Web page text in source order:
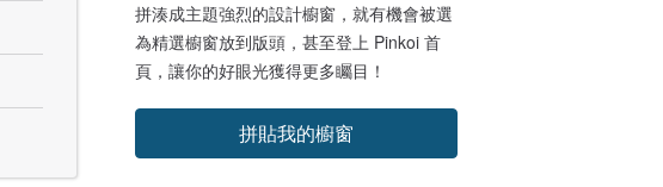
拼湊成主題強烈的設計櫥窗，就有機會被選
為精選櫥窗放到版頭，甚至登上 Pinkoi 首
頁，讓你的好眼光獲得更多矚目！
拼貼我的櫥窗